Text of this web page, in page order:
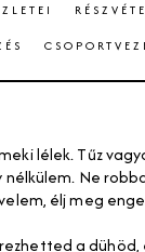
lélek. Tűz
Ne
élj meg
a